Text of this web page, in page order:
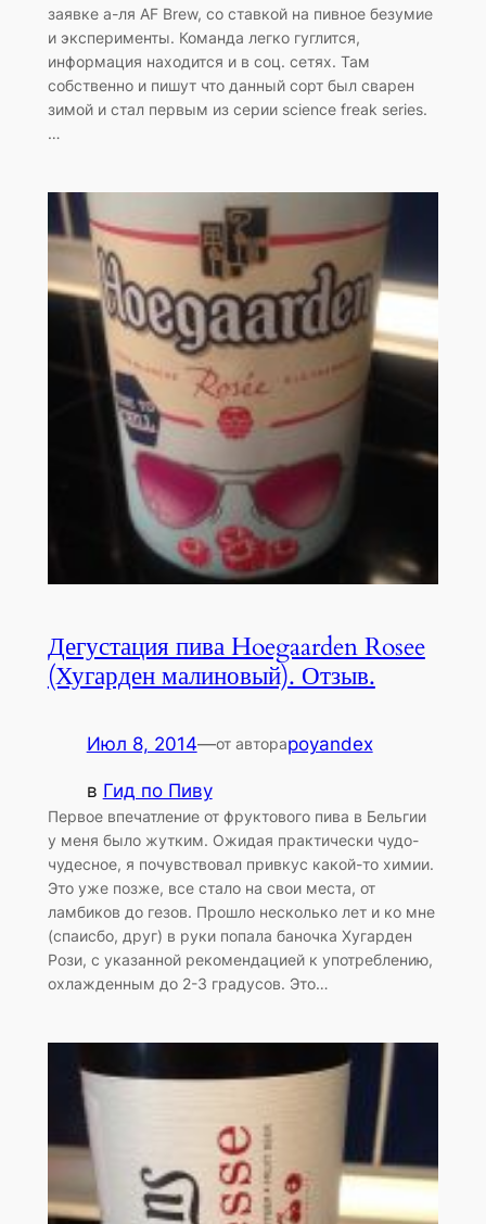
заявке а-ля AF Brew, со ставкой на пивное безумие
и эксперименты. Команда легко гуглится,
информация находится и в соц. сетях. Там
собственно и пишут что данный сорт был сварен
зимой и стал первым из серии science freak series.
…
Дегустация пива Hoegaarden Rosee
(Хугарден малиновый). Отзыв.
Июл 8, 2014—от автораpoyandex
в Гид по Пиву
Первое впечатление от фруктового пива в Бельгии
у меня было жутким. Ожидая практически чудо-
чудесное, я почувствовал привкус какой-то химии.
Это уже позже, все стало на свои места, от
ламбиков до гезов. Прошло несколько лет и ко мне
(спаисбо, друг) в руки попала баночка Хугарден
Рози, с указанной рекомендацией к употреблению,
охлажденным до 2-3 градусов. Это…